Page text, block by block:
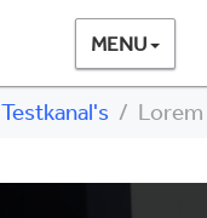
MENU
Testkanal's Lorem